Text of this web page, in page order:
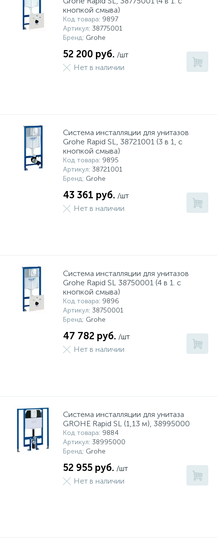
кнопкой смыва)
Код товара: 9897
Артикул: 38775001
Бренд: Grohe
52 200 руб. /шт
Нет в наличии
Система инсталляции для унитазов
Grohe Rapid SL, 38721001 (3 в 1, с
кнопкой смыва)
Код товара: 9895
Артикул: 38721001
Бренд: Grohe
43 361 руб. /шт
Нет в наличии
Система инсталляции для унитазов
Grohe Rapid SL 38750001 (4 в 1. с
кнопкой смыва)
Код товара: 9896
Артикул: 38750001
Бренд: Grohe
47 782 руб. /шт
Нет в наличии
Система инсталляции для унитаза
GROHE Rapid SL (1,13 м), 38995000
Код товара: 9884
Артикул: 38995000
Бренд: Grohe
52 955 руб. /шт
Нет в наличии